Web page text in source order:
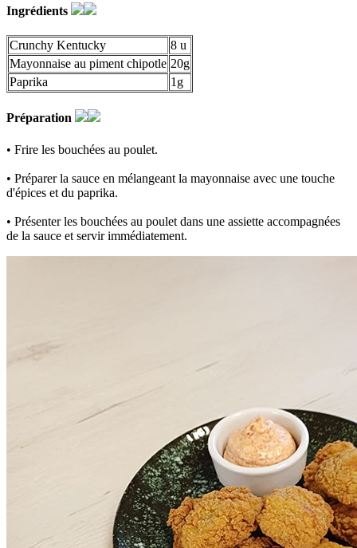
Ingrédients
Crunchy Kentucky
8 u
Mayonnaise au piment chipotle 20g
Paprika
1g
Préparation
• Frire les bouchées au poulet.
• Préparer la sauce en mélangeant la mayonnaise avec une touche
d'épices et du paprika.
• Présenter les bouchées au poulet dans une assiette accompagnées
de la sauce et servir immédiatement.